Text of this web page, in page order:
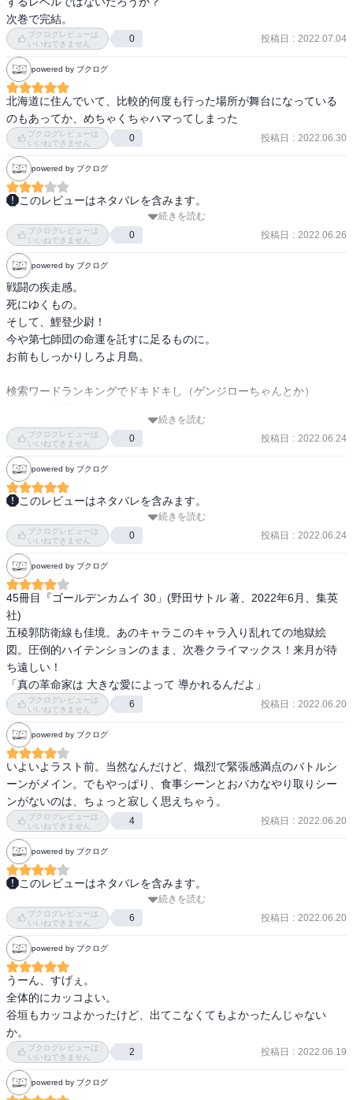
次巻で完結。
ブクログレビューは
いいねできません
0 投稿日 : 2022.07.04
powered by ブクログ
北海道に住んでいて、比較的何度も行った場所が舞台になっている
のもあってか、めちゃくちゃハマってしまった
ブクログレビューは
いいねできません
0 投稿日 : 2022.06.30
powered by ブクログ
このレビューはネタバレを含みます。
双子の死、流石の演出に脱帽。
鶴見中尉のラスボス感。そこに立ち向かう不死身軍団。どちらが勝
ってもおかしくない。
次で終わるのは少し寂しいけれど、話的には長すぎずにいい感じ。
続きを読む
ブクログレビューは
いいねできません
0 投稿日 : 2022.06.26
powered by ブクログ
戦闘の疾走感。
死にゆくもの。
そして、鯉登少尉！
今や第七師団の命運を託すに足るものに。
お前もしっかりしろよ月島。
検索ワードランキングでドキドキし（ゲンジローちゃんとか）
無料公開に、動かされそうになったりしたが
コミックス発売まで待ってよかったと私は思った。
続きを読む
ブクログレビューは
いいねできません
0 投稿日 : 2022.06.24
powered by ブクログ
このレビューはネタバレを含みます。
五稜郭編がクライマックスを迎え、都丹、二階堂と男たちの散り様
も激しい。土方、尾形、牛山そして鶴見など、バトルシーンでの見
せ場も多い。血が流れないところでも、今巻では、本心が鹿児島弁
でこぼれ出る鯉登の姿がまた印象深かった。
次巻、最終巻。アイヌと和人との共闘を描いた稀有な漫画をどのよ
うに着地させるか、期待して待ちたい。
続きを読む
ブクログレビューは
いいねできません
0 投稿日 : 2022.06.24
powered by ブクログ
45冊目『ゴールデンカムイ 30」(野田サトル 著、2022年6月、集英
社)
五稜郭防衛線も佳境。あのキャラこのキャラ入り乱れての地獄絵
図。圧倒的ハイテンションのまま、次巻クライマックス！来月が待
ち遠しい！
「真の革命家は 大きな愛によって 導かれるんだよ」
ブクログレビューは
いいねできません
6 投稿日 : 2022.06.20
powered by ブクログ
いよいよラスト前。当然なんだけど、熾烈で緊張感満点のバトルシ
ーンがメイン。でもやっぱり、食事シーンとおバカなやり取りシー
ンがないのは、ちょっと寂しく思えちゃう。
ブクログレビューは
いいねできません
4 投稿日 : 2022.06.20
powered by ブクログ
このレビューはネタバレを含みます。
鯉登少尉の加筆修正は、鶴見中尉への疑問と彼の真っ直ぐさがグッ
と増していて最高に良かった。
ソフィアさんが仲間の名前を叫ぶシーンに切なくなり、都丹さんの
静かな最期に涙して、アシリパさんと一緒に感情がグチャグチャ状
態に。
ずっと放置されていた回天丸の主砲が何で使えるのか、本誌では説
明されてなかったけれど、こちらも加筆で理由が描かれていてリア
リティが増した。
次で最終巻なのが信じられない…。次巻はどんな加筆がされている
のか楽しみ。
続きを読む
ブクログレビューは
いいねできません
6 投稿日 : 2022.06.20
powered by ブクログ
うーん、すげぇ。
全体的にカッコよい。
谷垣もカッコよかったけど、出てこなくてもよかったんじゃない
か。
ブクログレビューは
いいねできません
2 投稿日 : 2022.06.19
powered by ブクログ